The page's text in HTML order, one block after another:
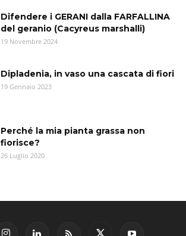
Difendere i GERANI dalla FARFALLINA
del geranio (Cacyreus marshalli)
19 Novembre 2024
Dipladenia, in vaso una cascata di fiori
19 Gennaio 2023
Perché la mia pianta grassa non
fiorisce?
26 Luglio 2020